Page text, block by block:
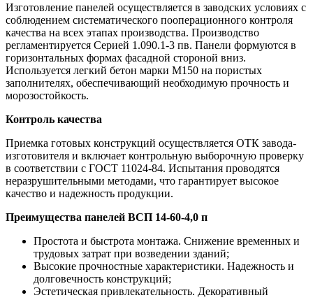
Изготовление панелей осуществляется в заводских условиях с
соблюдением систематического пооперационного контроля
качества на всех этапах производства. Производство
регламентируется Серией 1.090.1-3 пв. Панели формуются в
горизонтальных формах фасадной стороной вниз.
Используется легкий бетон марки М150 на пористых
заполнителях, обеспечивающий необходимую прочность и
морозостойкость.
Контроль качества
Приемка готовых конструкций осуществляется ОТК завода-
изготовителя и включает контрольную выборочную проверку
в соответствии с ГОСТ 11024-84. Испытания проводятся
неразрушительными методами, что гарантирует высокое
качество и надежность продукции.
Преимущества панелей ВСП 14-60-4,0 п
Простота и быстрота монтажа. Снижение временных и
трудовых затрат при возведении зданий;
Высокие прочностные характеристики. Надежность и
долговечность конструкций;
Эстетическая привлекательность. Декоративный